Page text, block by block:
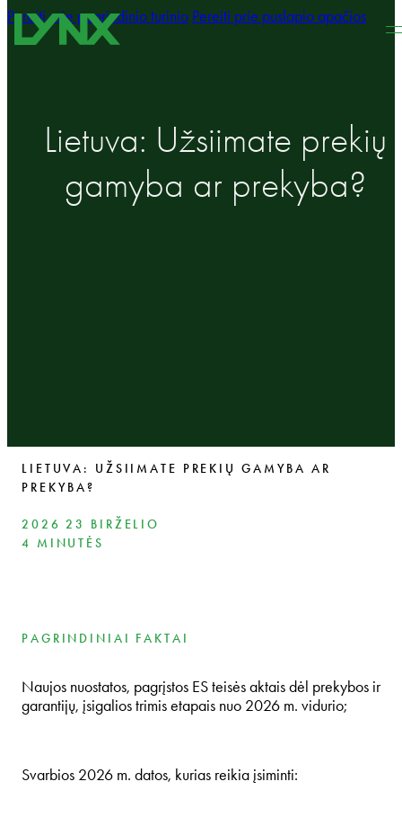
Pereiti prie pagrindinio turinio Pereiti prie puslapio apačios
Lietuva: Užsiimate prekių
gamyba ar prekyba?
LIETUVA: UŽSIIMATE PREKIŲ GAMYBA AR
PREKYBA?
2026 23 BIRŽELIO
4 MINUTĖS
PAGRINDINIAI FAKTAI
Naujos nuostatos, pagrįstos ES teisės aktais dėl prekybos ir
garantijų, įsigalios trimis etapais nuo 2026 m. vidurio;
Svarbios 2026 m. datos, kurias reikia įsiminti: